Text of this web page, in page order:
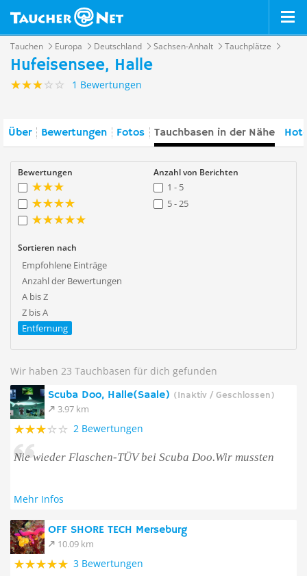
Tauchen Europa Deutschland Sachsen-Anhalt Tauchplätze
Hufeisensee, Halle
1 Bewertungen
Über Bewertungen Fotos Tauchbasen in der Nähe
Bewertungen Anzahl von Berichten
1 - 5
5 - 25
Sortieren nach
Empfohlene Einträge
Anzahl der Bewertungen
A bis Z
Z bis A
Entfernung
Wir haben 23 Tauchbasen für dich gefunden
Scuba Doo, Halle(Saale) (Inaktiv / Geschlossen)
3.97 km
2 Bewertungen
Nie wieder Flaschen-TÜV bei Scuba Doo.Wir mussten
Mehr Infos
OFF SHORE TECH Merseburg
10.09 km
3 Bewertungen